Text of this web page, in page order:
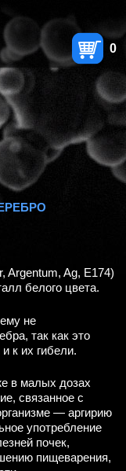
0
Argentum, Ag, E174)
белого цвета.
не
так как это
к их гибели.
в малых дозах
связанное с
— аргирию
употребление
почек,
пищеварения,